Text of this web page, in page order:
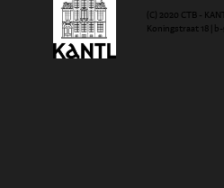
(C) 2020 CTB -
Koningstraat 18 |